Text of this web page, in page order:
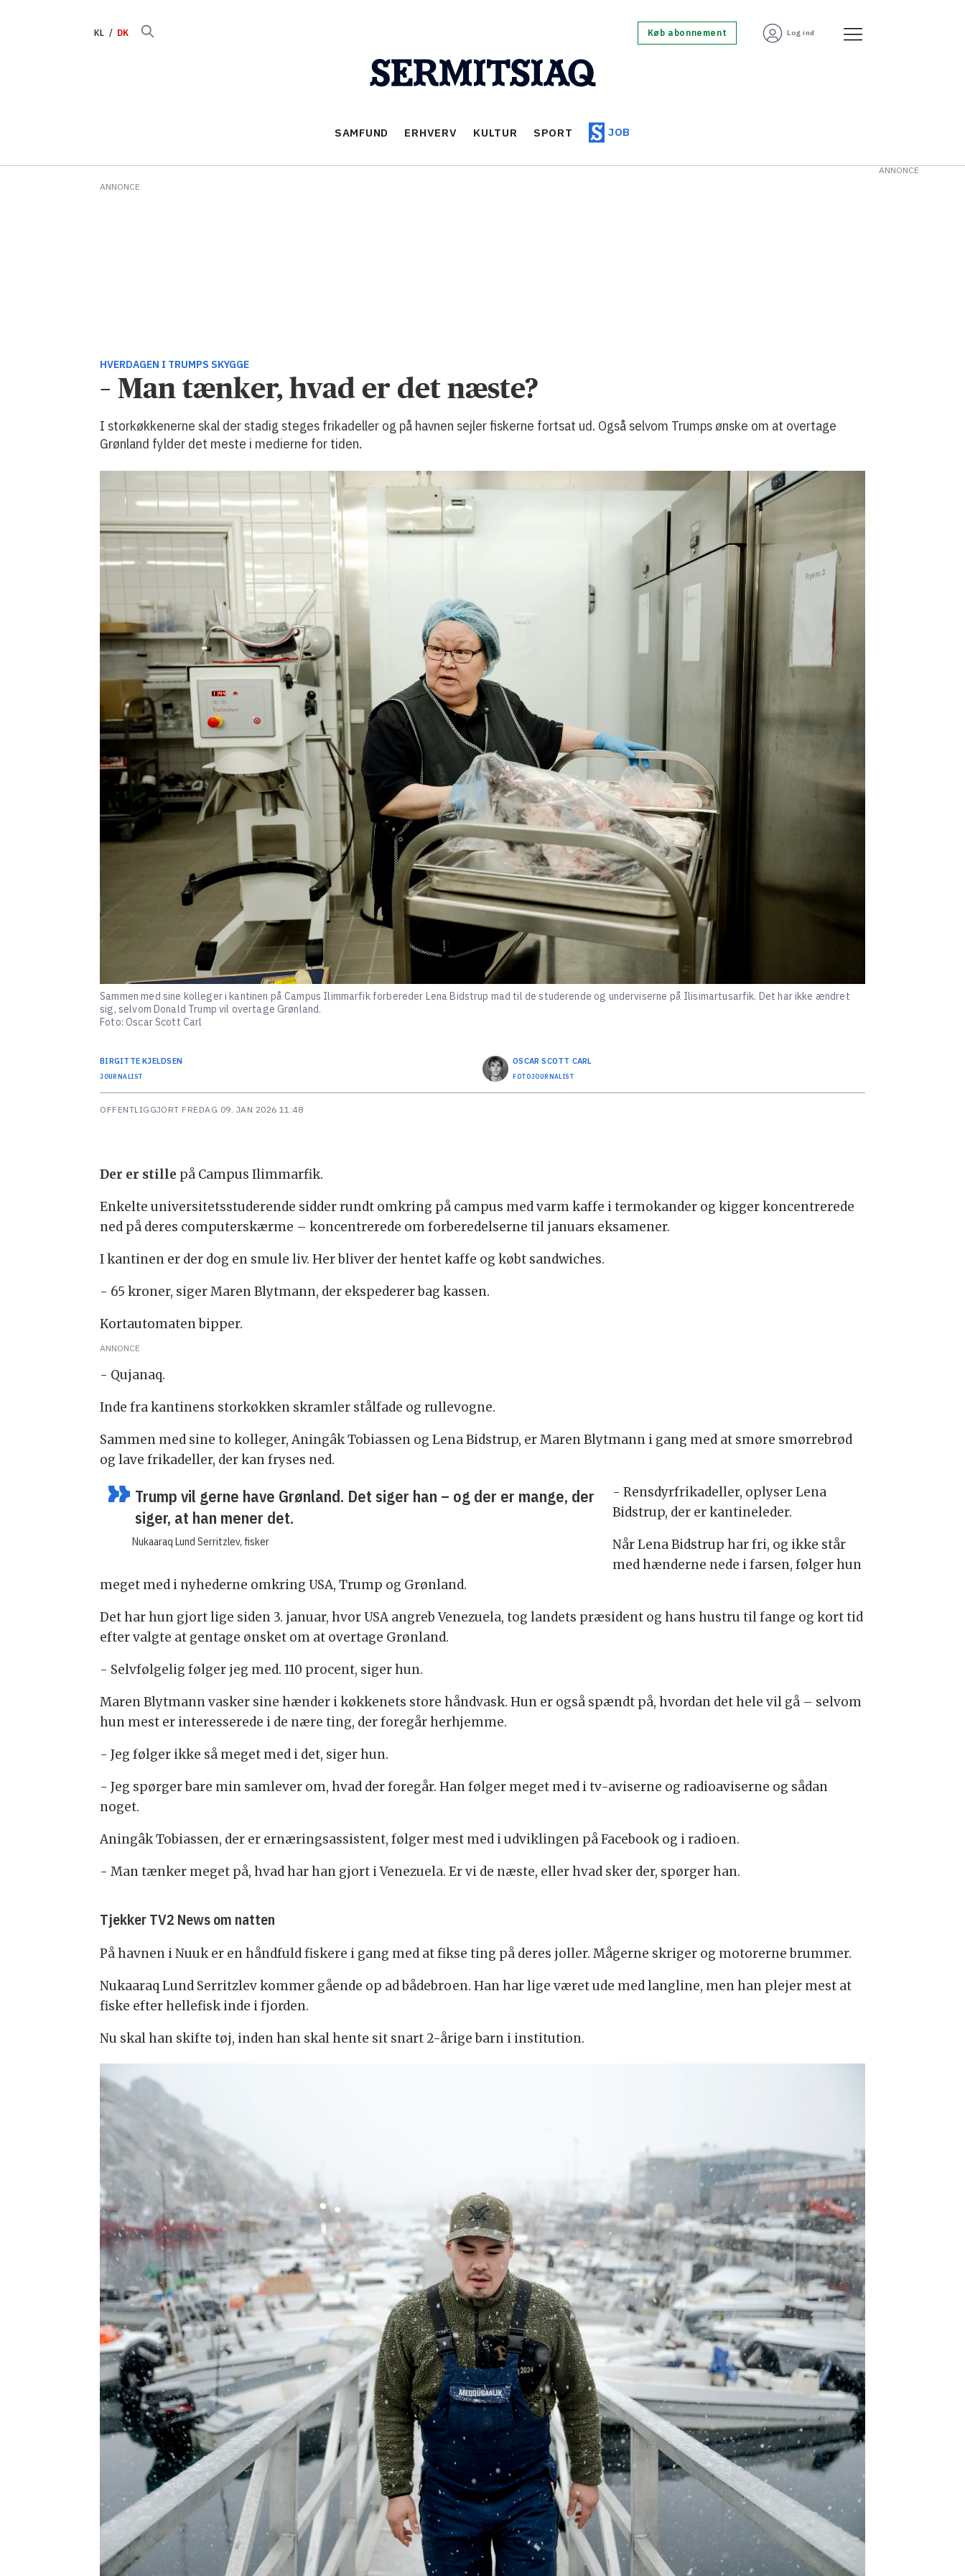
KL DK Køb abonnement Log ind
SAMFUND ERHVERV KULTUR SPORT JOB
ANNONCE
HVERDAGEN I TRUMPS SKYGGE
– Man tænker, hvad er det næste?
I storkøkkenerne skal der stadig steges frikadeller og på havnen sejler fiskerne fortsat ud. Også selvom Trumps ønske om at overtage
Grønland fylder det meste i medierne for tiden.
Sammen med sine kolleger i kantinen på Campus Ilimmarfik forbereder Lena Bidstrup mad til de studerende og underviserne på Ilisimartusarfik. Det har ikke ændret
sig, selvom Donald Trump vil overtage Grønland.
Foto: Oscar Scott Carl
BIRGITTE KJELDSEN
JOURNALIST
OSCAR SCOTT CARL
FOTOJOURNALIST
OFFENTLIGGJORT FREDAG 09. JAN 2026 11:48
Der er stille på Campus Ilimmarfik.
Enkelte universitetsstuderende sidder rundt omkring på campus med varm kaffe i termokander og kigger koncentrerede
ned på deres computerskærme – koncentrerede om forberedelserne til januars eksamener.
I kantinen er der dog en smule liv. Her bliver der hentet kaffe og købt sandwiches.
- 65 kroner, siger Maren Blytmann, der ekspederer bag kassen.
Kortautomaten bipper.
ANNONCE
- Qujanaq.
Inde fra kantinens storkøkken skramler stålfade og rullevogne.
Sammen med sine to kolleger, Aningâk Tobiassen og Lena Bidstrup, er Maren Blytmann i gang med at smøre smørrebrød
og lave frikadeller, der kan fryses ned.
Trump vil gerne have Grønland. Det siger han – og der er mange, der
siger, at han mener det.
Nukaaraq Lund Serritzlev, fisker
- Rensdyrfrikadeller, oplyser Lena
Bidstrup, der er kantineleder.
Når Lena Bidstrup har fri, og ikke står
med hænderne nede i farsen, følger hun
meget med i nyhederne omkring USA, Trump og Grønland.
Det har hun gjort lige siden 3. januar, hvor USA angreb Venezuela, tog landets præsident og hans hustru til fange og kort tid
efter valgte at gentage ønsket om at overtage Grønland.
- Selvfølgelig følger jeg med. 110 procent, siger hun.
Maren Blytmann vasker sine hænder i køkkenets store håndvask. Hun er også spændt på, hvordan det hele vil gå – selvom
hun mest er interesserede i de nære ting, der foregår herhjemme.
- Jeg følger ikke så meget med i det, siger hun.
- Jeg spørger bare min samlever om, hvad der foregår. Han følger meget med i tv-aviserne og radioaviserne og sådan
noget.
Aningâk Tobiassen, der er ernæringsassistent, følger mest med i udviklingen på Facebook og i radioen.
- Man tænker meget på, hvad har han gjort i Venezuela. Er vi de næste, eller hvad sker der, spørger han.
Tjekker TV2 News om natten
På havnen i Nuuk er en håndfuld fiskere i gang med at fikse ting på deres joller. Mågerne skriger og motorerne brummer.
Nukaaraq Lund Serritzlev kommer gående op ad bådebroen. Han har lige været ude med langline, men han plejer mest at
fiske efter hellefisk inde i fjorden.
Nu skal han skifte tøj, inden han skal hente sit snart 2-årige barn i institution.
ANNONCE